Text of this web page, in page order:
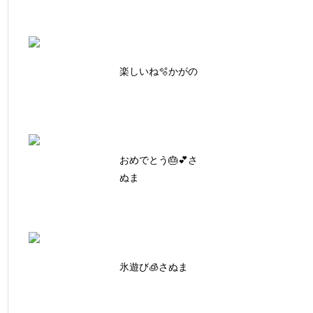
楽しいね🫧かがの
おめでとう🎂💕さ
ぬま
氷遊び🧊さぬま